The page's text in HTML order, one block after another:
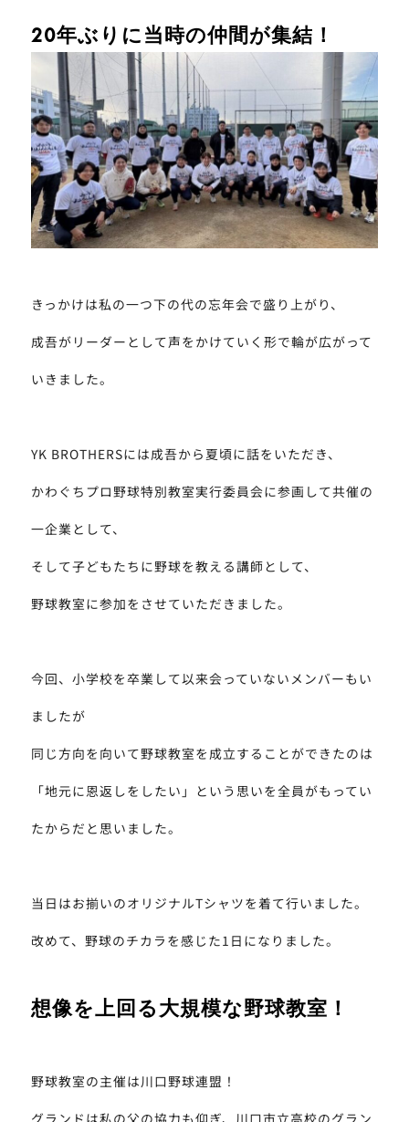
20年ぶりに当時の仲間が集結！
きっかけは私の一つ下の代の忘年会で盛り上がり、
成吾がリーダーとして声をかけていく形で輪が広がって
いきました。
YK BROTHERSには成吾から夏頃に話をいただき、
かわぐちプロ野球特別教室実行委員会に参画して共催の
一企業として、
そして子どもたちに野球を教える講師として、
野球教室に参加をさせていただきました。
今回、小学校を卒業して以来会っていないメンバーもい
ましたが
同じ方向を向いて野球教室を成立することができたのは
「地元に恩返しをしたい」という思いを全員がもってい
たからだと思いました。
当日はお揃いのオリジナルTシャツを着て行いました。
改めて、野球のチカラを感じた1日になりました。
想像を上回る大規模な野球教室！
野球教室の主催は川口野球連盟！
グランドは私の父の協力も仰ぎ、川口市立高校のグラン